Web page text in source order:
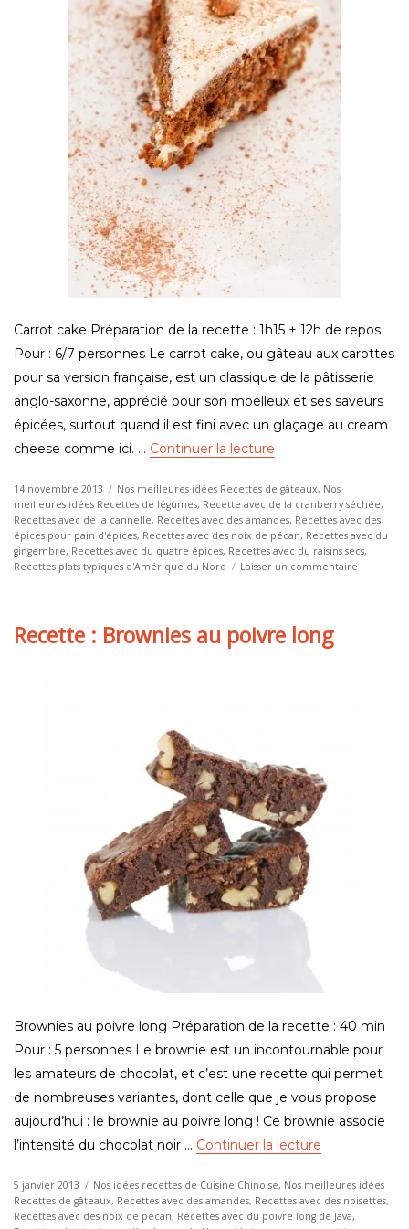
Carrot cake Préparation de la recette : 1h15 + 12h de repos
Pour : 6/7 personnes Le carrot cake, ou gâteau aux carottes
pour sa version française, est un classique de la pâtisserie
anglo-saxonne, apprécié pour son moelleux et ses saveurs
épicées, surtout quand il est fini avec un glaçage au cream
cheese comme ici. … Continuer la lecture
Publié
le
14 novembre 2013 Catégories
Nos meilleures idées Recettes de gâteaux, Nos
meilleures idées Recettes de légumes, Recette avec de la cranberry séchée,
Recettes avec de la cannelle, Recettes avec des amandes, Recettes avec des
épices pour pain d'épices, Recettes avec des noix de pécan, Recettes avec du
gingembre, Recettes avec du quatre épices, Recettes avec du raisins secs,
Recettes plats typiques d'Amérique du Nord
Laisser un commentaire
:
Recette : Brownies au poivre long
Brownies au poivre long Préparation de la recette : 40 min
Pour : 5 personnes Le brownie est un incontournable pour
les amateurs de chocolat, et c’est une recette qui permet
de nombreuses variantes, dont celle que je vous propose
aujourd’hui : le brownie au poivre long ! Ce brownie associe
l’intensité du chocolat noir … Continuer la lecture
Publié
le
5 janvier 2013 Catégories
Nos idées recettes de Cuisine Chinoise, Nos meilleures idées
Recettes de gâteaux, Recettes avec des amandes, Recettes avec des noisettes,
Recettes avec des noix de pécan, Recettes avec du poivre long de Java,